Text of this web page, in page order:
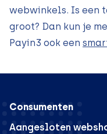
webwinkels. Is een
groot? Dan kun je
Payin3 ook een
Consumenten
Aangesloten